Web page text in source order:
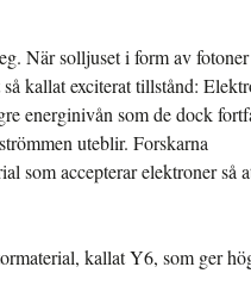
När solljuset i form av fotoner
kallat exciterat tillstånd:
energinivån som de dock
uteblir. Forskarna
som accepterar elektroner så
kallat Y6, som ger